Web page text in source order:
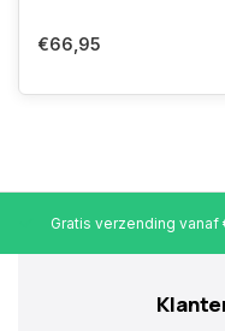
€66,95
Gratis verzending vanaf